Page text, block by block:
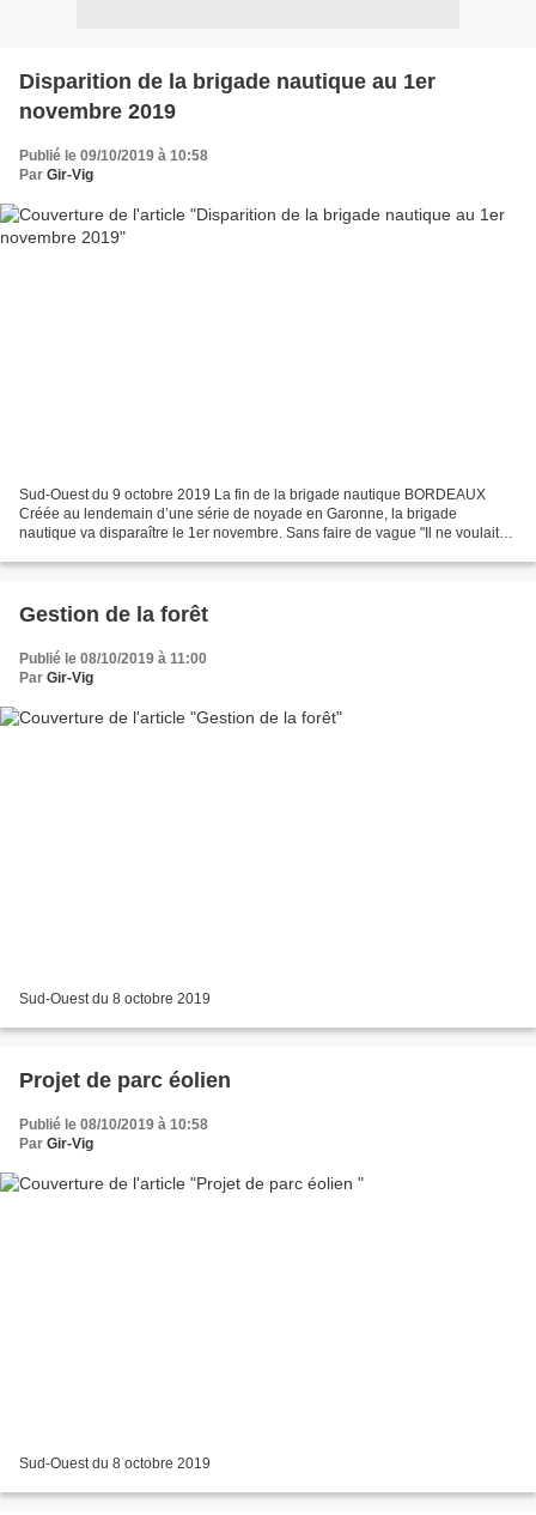
Disparition de la brigade nautique au 1er
novembre 2019
Publié le 09/10/2019 à 10:58
Par Gir-Vig
Sud-Ouest du 9 octobre 2019 La fin de la brigade nautique BORDEAUX
Créée au lendemain d’une série de noyade en Garonne, la brigade
nautique va disparaître le 1er novembre. Sans faire de vague "Il ne voulait
Gestion de la forêt
Publié le 08/10/2019 à 11:00
Par Gir-Vig
Sud-Ouest du 8 octobre 2019
Projet de parc éolien
Publié le 08/10/2019 à 10:58
Par Gir-Vig
Sud-Ouest du 8 octobre 2019